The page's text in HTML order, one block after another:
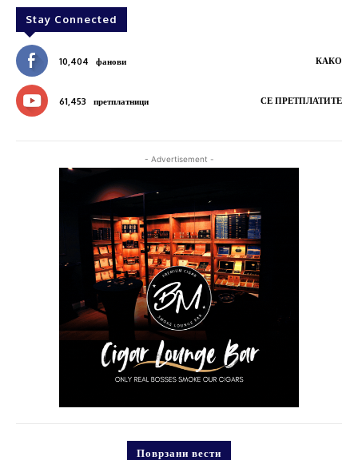
Stay Connected
10,404 фанови КАКО
61,453 претплатници СЕ ПРЕТПЛАТИТЕ
- Advertisement -
Поврзани вести